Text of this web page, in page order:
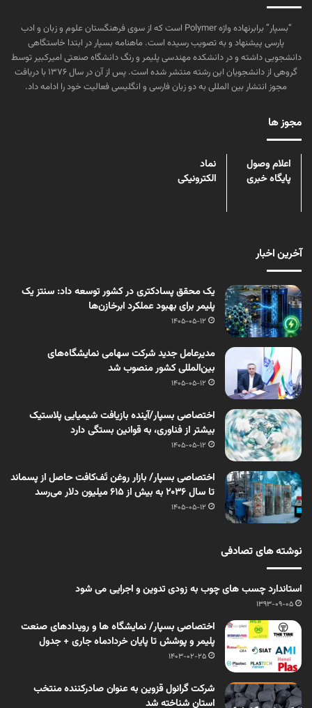
“بسپار” برابرنهاده واژه Polymer است که از سوی فرهنگستان علوم و زبان و ادب
پارسی پیشنهاد و به تصویب رسیده است. ماهنامه بسپار در ابتدا خاستگاهی
دانشجویی داشته و در دانشکده مهندسی پلیمر و رنگ دانشگاه صنعتی امیرکبیر توسط
گروهی از دانشجویان این رشته منتشر شده است. پس از آن در سال ۱۳۷۶ با دریافت
مجوز انتشار بین المللی به دو زبان فارسی و انگلیسی فعالیت خود را ادامه داد.
مجوز ها
اعلام وصول
پایگاه خبری
نماد
الکترونیکی
آخرین اخبار
یک محقق پسادکتری در کشور توسعه داد: سنتز یک
پلیمر برای بهبود عملکرد ابرخازن‌ها
1405-05-12
مدیرعامل جدید شرکت سهامی نمایشگاه‌های
بین‌المللی کشور منصوب شد
1405-05-12
اختصاصی بسپار/آینده بازیافت شیمیایی پلاستیک
بیشتر از فناوری، به قوانین بستگی دارد
1405-05-12
اختصاصی بسپار/ بازار روغن تَف‌کافت حاصل از پسماند
تا سال ۲۰۳۶ به بیش از ۶۱۵ میلیون دلار می‌رسد
1405-05-12
نوشته های تصادفی
استاندارد چسب های چوب به زودی تدوین و اجرایی می شود
1393-09-05
اختصاصی بسپار/ نمایشگاه ها و رویدادهای صنعت
پلیمر و پوشش تا پایان خردادماه جاری + جدول
1403-02-25
شرکت گرانول قزوین به عنوان صادرکننده منتخب
استان شناخته شد